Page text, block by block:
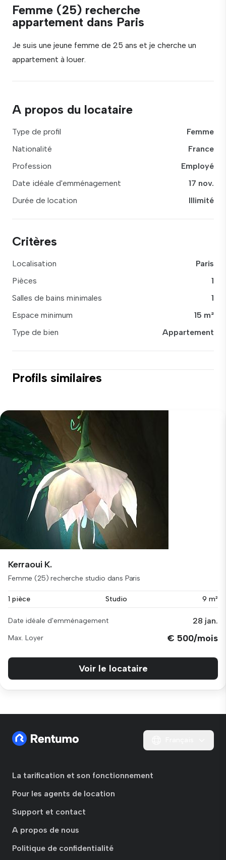
Femme (25) recherche
appartement dans Paris
Je suis une jeune femme de 25 ans et je cherche un
appartement à louer.
A propos du locataire
Type de profil
Femme
Nationalité
France
Profession
Employé
Date idéale d'emménagement
17 nov.
Durée de location
Illimité
Critères
Localisation
Paris
Pièces
1
Salles de bains minimales
1
Espace minimum
15 m²
Type de bien
Appartement
Profils similaires
Kerraoui K.
Femme (25) recherche studio dans Paris
1 pièce Studio 9 m²
Date idéale d'emménagement 28 jan.
Max. Loyer € 500/mois
Voir le locataire
La tarification et son fonctionnement
Pour les agents de location
Support et contact
A propos de nous
Politique de confidentialité